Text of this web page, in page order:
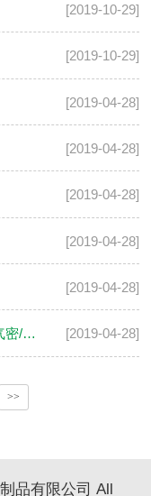
[2019-10-29]
[2019-10-29]
[2019-04-28]
[2019-04-28]
[2019-04-28]
[2019-04-28]
[2019-04-28]
） [2019-04-28]
>>
品有限公司 All